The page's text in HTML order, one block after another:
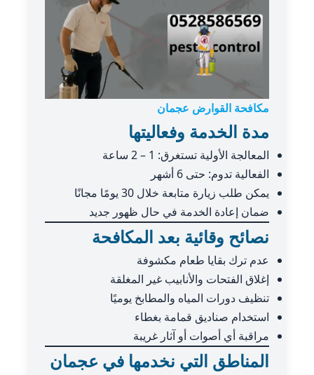
مكافحة القوارض عجمان
مدة الخدمة وفعاليتها
المعالجة الأولية تستغرق: 1 – 2 ساعة
الفعالية تدوم: حتى 6 أشهر
يمكن طلب زيارة متابعة خلال 30 يومًا مجانًا
ضمان إعادة الخدمة في حال ظهور جديد
نصائح وقائية بعد المكافحة
عدم ترك بقايا طعام مكشوفة
إغلاق الفتحات والأنابيب غير المغلقة
تنظيف دورات المياه والمطابخ يوميًا
استخدام صناديق قمامة بغطاء
مراقبة أي أصوات أو آثار غريبة
المناطق التي نخدمها في عجمان